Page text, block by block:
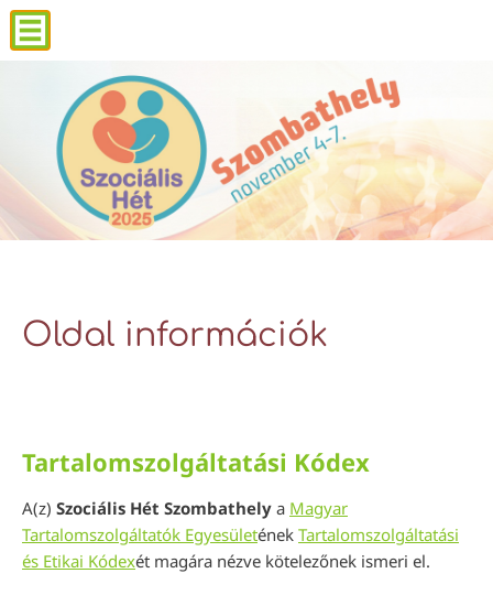
Oldal információk
Tartalomszolgáltatási Kódex
A(z) Szociális Hét Szombathely a Magyar
Tartalomszolgáltatók Egyesületének Tartalomszolgáltatási
és Etikai Kódexét magára nézve kötelezőnek ismeri el.